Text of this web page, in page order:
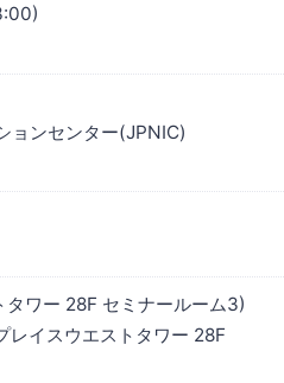
ョンセンター(JPNIC)
ワー 28F セミナールーム3)
イスウエストタワー 28F